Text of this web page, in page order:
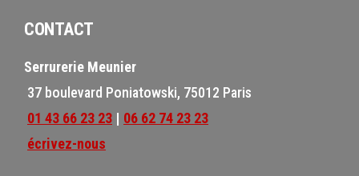
CONTACT
Serrurerie Meunier
37 boulevard Poniatowski, 75012 Paris
01 43 66 23 23 | 06 62 74 23 23
écrivez-nous